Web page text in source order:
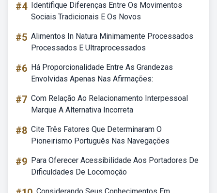
#4 Identifique Diferenças Entre Os Movimentos
Sociais Tradicionais E Os Novos
#5 Alimentos In Natura Minimamente Processados
Processados E Ultraprocessados
#6 Há Proporcionalidade Entre As Grandezas
Envolvidas Apenas Nas Afirmações:
#7 Com Relação Ao Relacionamento Interpessoal
Marque A Alternativa Incorreta
#8 Cite Três Fatores Que Determinaram O
Pioneirismo Português Nas Navegações
#9 Para Oferecer Acessibilidade Aos Portadores De
Dificuldades De Locomoção